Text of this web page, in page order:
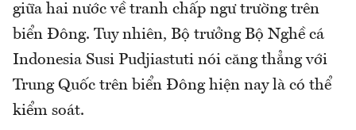
giữa hai nước về tranh chấp ngư trường trên
biển Đông. Tuy nhiên, Bộ trưởng Bộ Nghề cá
Indonesia Susi Pudjiastuti nói căng thẳng với
Trung Quốc trên biển Đông hiện nay là có thể
kiểm soát.